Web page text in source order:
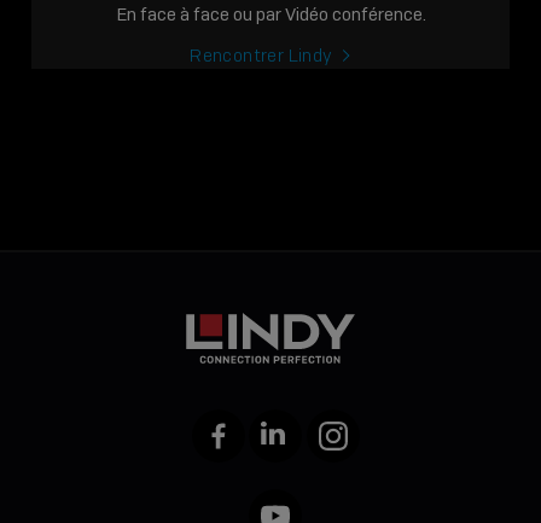
En face à face ou par Vidéo conférence.
Rencontrer Lindy
FacebookLinkedIn Instagram
YouTube